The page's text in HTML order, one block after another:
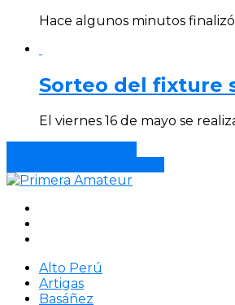
Hace algunos minutos
Sorteo del fixture
El viernes 16 de mayo se
Alto Perú
Artigas
Basáñez